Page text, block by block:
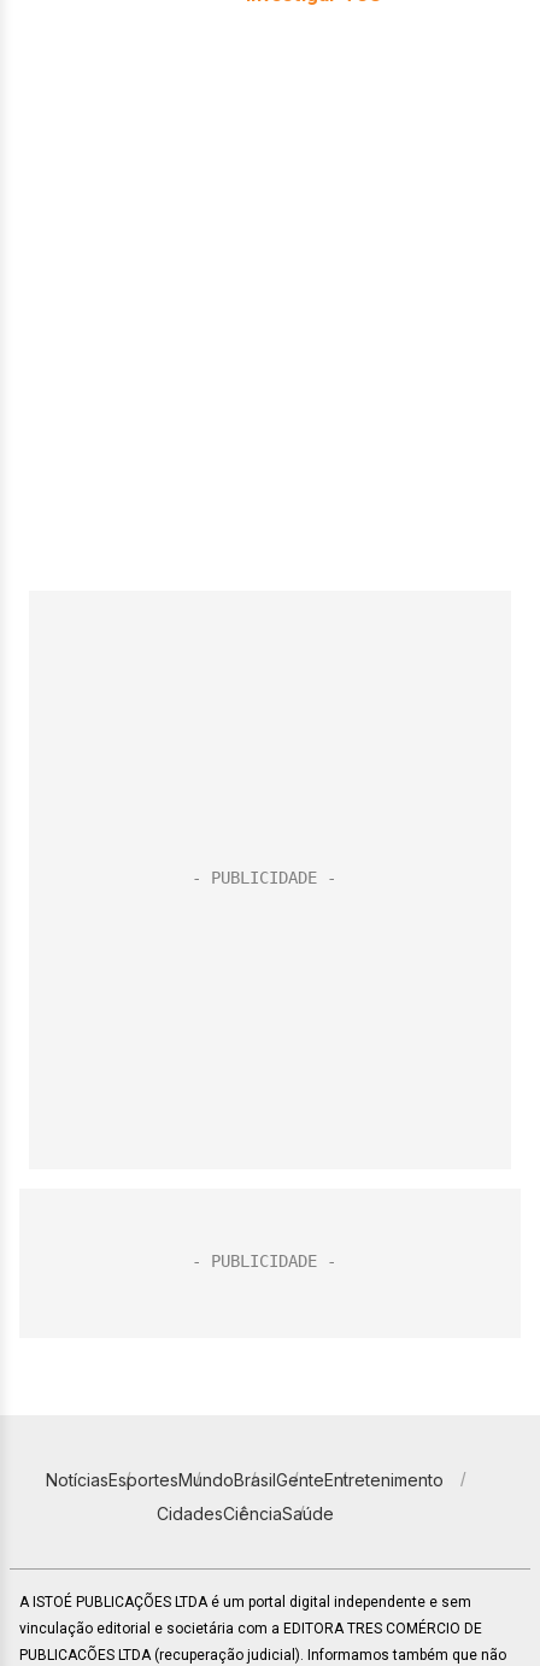
NotíciasEsportesMundoBrasilGenteEntretenimento
CidadesCiênciaSaúde
A ISTOÉ PUBLICAÇÕES LTDA é um portal digital independente e sem
vinculação editorial e societária com a EDITORA TRES COMÉRCIO DE
PUBLICACÕES LTDA (recuperação judicial). Informamos também que não